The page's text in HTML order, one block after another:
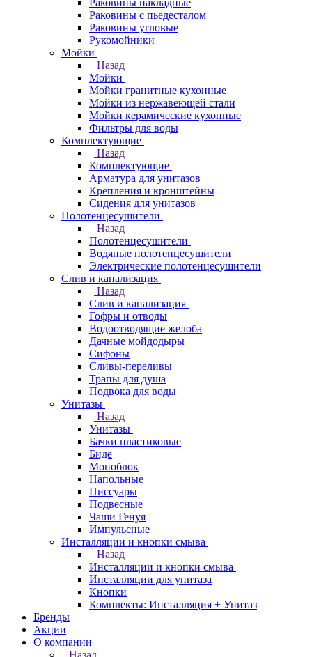
Раковины накладные
Раковины с пьедесталом
Раковины угловые
Рукомойники
Мойки
Назад
Мойки
Мойки гранитные кухонные
Мойки из нержавеющей стали
Мойки керамические кухонные
Фильтры для воды
Комплектующие
Назад
Комплектующие
Арматура для унитазов
Крепления и кронштейны
Сидения для унитазов
Полотенцесушители
Назад
Полотенцесушители
Водяные полотенцесушители
Электрические полотенцесушители
Слив и канализация
Назад
Слив и канализация
Гофры и отводы
Водоотводящие желоба
Дачные мойдодыры
Сифоны
Сливы-переливы
Трапы для душа
Подвока для воды
Унитазы
Назад
Унитазы
Бачки пластиковые
Биде
Моноблок
Напольные
Писсуары
Подвесные
Чаши Генуя
Импульсные
Инсталляции и кнопки смыва
Назад
Инсталляции и кнопки смыва
Инсталляции для унитаза
Кнопки
Комплекты: Инсталляция + Унитаз
Бренды
Акции
О компании
Назад